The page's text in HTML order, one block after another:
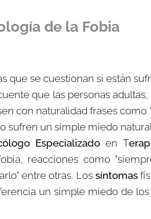
de la Fobia
que se cuestionan si están
que las personas
con naturalidad frases como
un simple miedo
Especializado en T
reacciones como
entre otras. Los síntomas
un simple miedo de